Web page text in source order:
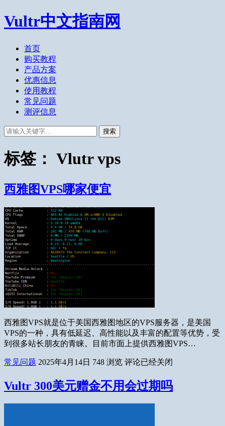
Vultr中文指南网
首页
购买教程
产品方案
优惠信息
使用教程
常见问题
测评信息
搜索
标签： Vlutr vps
西雅图VPS哪家便宜
西雅图VPS就是位于美国西雅图地区的VPS服务器，是美国
VPS的一种，具有低延迟、高性能以及丰富的配置等优势，受
到很多站长朋友的青睐。目前市面上提供西雅图VPS…
常见问题 2025年4月14日 748 浏览 评论已经关闭
Vultr 300美元赠金不用会过期吗